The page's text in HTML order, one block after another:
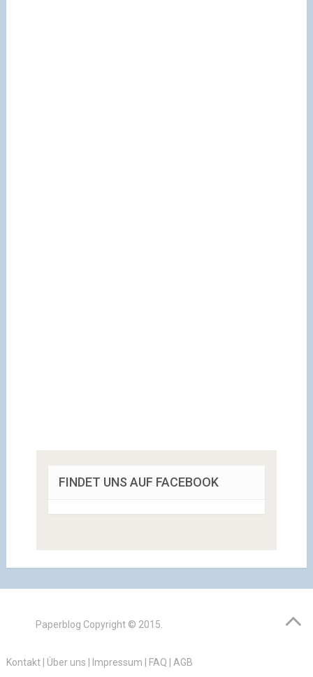
FINDET UNS AUF FACEBOOK
Paperblog Copyright © 2015.
Kontakt| Über uns Impressum FAQ AGB